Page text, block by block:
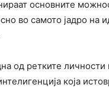
основните
во самото јадро на
од ретките личности
која